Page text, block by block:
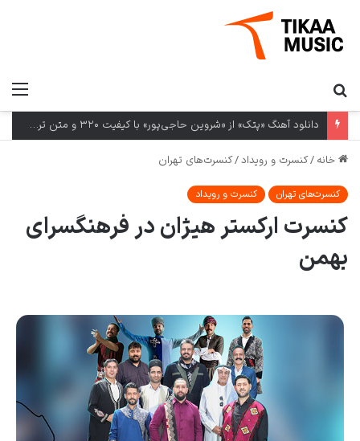
دانلود آهنگ «پتک» از «شروین حاجی‌پور» با کیفیت ۳۲۰ و متن ترانه
خانه /کنسرت و رویداد/کنسرت‌های تهران
کنسرت‌های تهران کنسرت و رویداد
کنسرت ارکستر هیژان در فرهنگسرای
بهمن